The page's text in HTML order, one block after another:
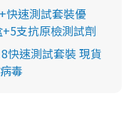
快速測試套裝優
支抗原檢測試劑
快速測試套裝 現貨
毒